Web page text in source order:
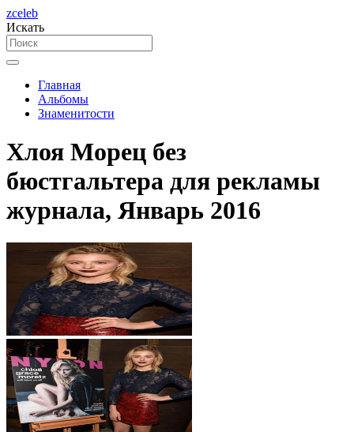
zceleb
Искать
Главная
Альбомы
Знаменитости
Хлоя Морец без
бюстгальтера для рекламы
журнала, Январь 2016